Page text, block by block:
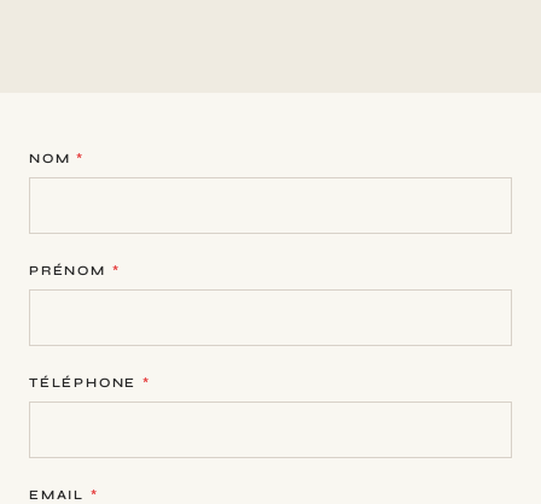
NOM *
PRÉNOM *
TÉLÉPHONE *
EMAIL *